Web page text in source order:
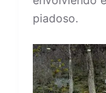
piadoso.